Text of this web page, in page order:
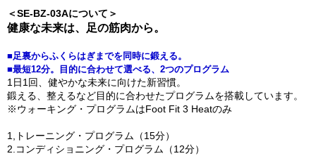
＜SE-BZ-03Aについて＞
健康な未来は、足の筋肉から。
■足裏からふくらはぎまでを同時に鍛える。
■最短12分。目的に合わせて選べる、2つのプログラム
1日1回、健やかな未来に向けた新習慣。
鍛える、整えるなど目的に合わせたプログラムを搭載しています。
※ウォーキング・プログラムはFoot Fit 3 Heatのみ
1,トレーニング・プログラム（15分）
2.コンディショニング・プログラム（12分）